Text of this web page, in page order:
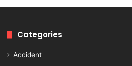
Categories
Accident